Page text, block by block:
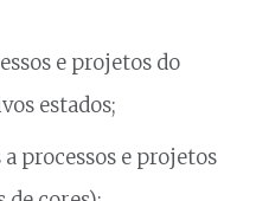
e projetos do
estados;
processos e projetos